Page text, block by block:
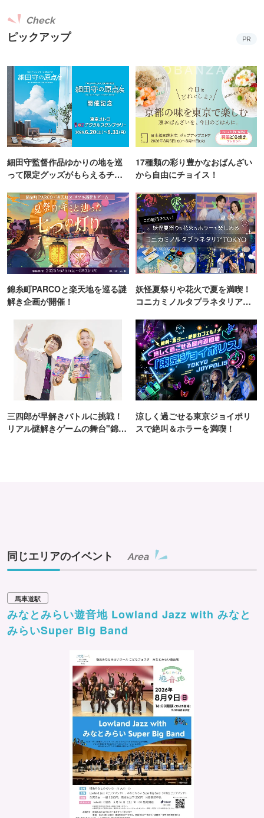
ピックアップ
Check
PR
細田守監督作品ゆかりの地を巡
って限定グッズがもらえるチャ
17種類の彩り豊かなおばんざい
から自由にチョイス！
錦糸町PARCOと楽天地を巡る謎
解き企画が開催！
妖怪夏祭りや花火で夏を満喫！
コニカミノルタプラネタリア
三四郎が早解きバトルに挑戦！
リアル謎解きゲームの舞台"錦糸
涼しく過ごせる東京ジョイポリ
スで絶叫＆ホラーを満喫！
同じエリアのイベント Area
馬車道駅
みなとみらい遊音地 Lowland Jazz with みなと
みらいSuper Big Band